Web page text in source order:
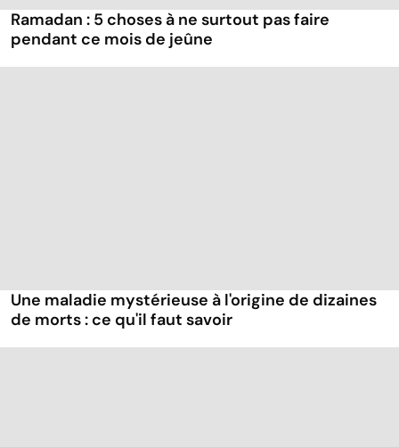
Ramadan : 5 choses à ne surtout pas faire
pendant ce mois de jeûne
Une maladie mystérieuse à l'origine de dizaines
de morts : ce qu'il faut savoir